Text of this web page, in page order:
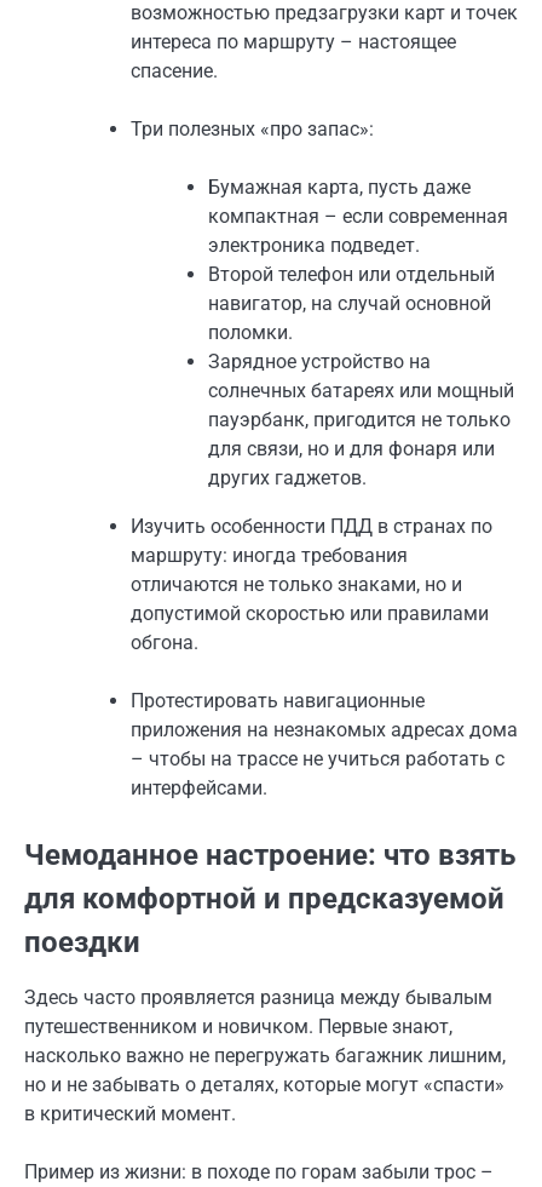
возможностью предзагрузки карт и точек
интереса по маршруту – настоящее
спасение.
Три полезных «про запас»:
Бумажная карта, пусть даже
компактная – если современная
электроника подведет.
Второй телефон или отдельный
навигатор, на случай основной
поломки.
Зарядное устройство на
солнечных батареях или мощный
пауэрбанк, пригодится не только
для связи, но и для фонаря или
других гаджетов.
Изучить особенности ПДД в странах по
маршруту: иногда требования
отличаются не только знаками, но и
допустимой скоростью или правилами
обгона.
Протестировать навигационные
приложения на незнакомых адресах дома
– чтобы на трассе не учиться работать с
интерфейсами.
Чемоданное настроение: что взять
для комфортной и предсказуемой
поездки
Здесь часто проявляется разница между бывалым
путешественником и новичком. Первые знают,
насколько важно не перегружать багажник лишним,
но и не забывать о деталях, которые могут «спасти»
в критический момент.
Пример из жизни: в походе по горам забыли трос –